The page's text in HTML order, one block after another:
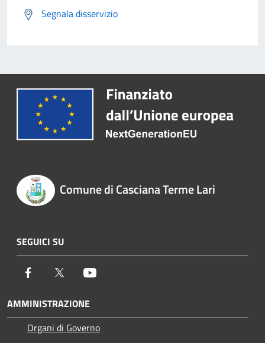
Segnala disservizio
Comune di Casciana Terme Lari
SEGUICI SU
Facebook Twitter
AMMINISTRAZIONE
Organi di Governo